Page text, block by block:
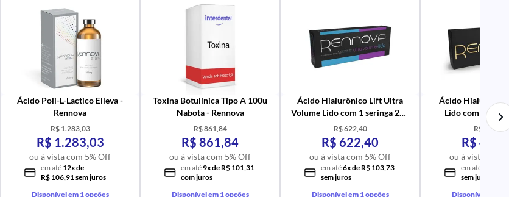
NA PR
Ácido Poli-L-Lactico Elleva -
Rennova
R$ 1.283,03
R$ 1.283,03
ou à vista com 5% Off
em até 12x de
R$ 106,91 sem juros
Disponível em 1 opções
IM UR NA
Toxina Botulínica Tipo A 100u
Nabota - Rennova
R$ 861,84
R$ 861,84
ou à vista com 5% Off
em até9x de R$ 101,31
com juros
Disponível em 1 opções
Ácido Hialurônico Lift Ultra
Volume Lido com 1 seringa 2ml
- Rennova
R$ 622,40
R$ 622,40
ou à vista com 5% Off
em até6x de R$ 103,73
sem juros
Disponível em 1 opções
Ácido
Lido com 1
Rennova
R$ 420,65
R$
ou à vista com
em até
sem juros
Disponível em 1